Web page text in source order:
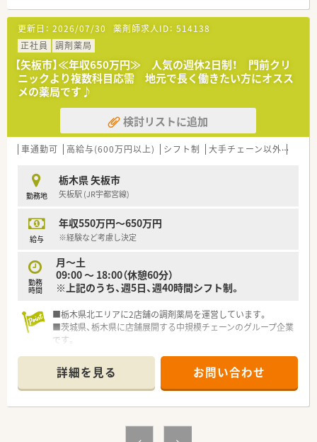
更新日： 2026/07/30 薬剤師求人ID： 514138
正社員
調剤薬局
【矢板市】≪年収650万円≫ 人気の週休2日制！ 門前クリ
ニックより複数科目応需 地元で長く働きたい方にオスス
メの薬局です♪
検討リストに追加
車通勤可 高給与(600万円以上) シフト制 大手チェーン以外
勤務地
栃木県 矢板市
矢板駅 (JR宇都宮線)
給与
年収550万円～650万円
※経験など考慮し決定
勤務
時間
月～土
09:00 ～ 18:00（休憩60分）
※上記のうち、週5日、週40時間シフト制。
■栃木県北エリアに2店舗の調剤薬局を運営しています。
■茨城県、栃木県に店舗展開する中規模チェーンのグループ企業
です。
詳細を見る お問い合わせ